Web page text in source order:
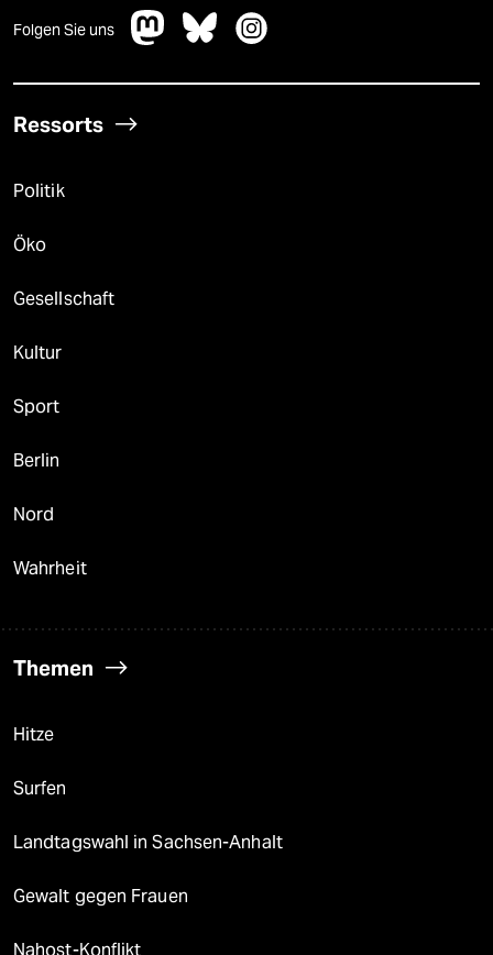
Folgen Sie uns
Ressorts
Politik
Öko
Gesellschaft
Kultur
Sport
Berlin
Nord
Wahrheit
Themen
Hitze
Surfen
Landtagswahl in Sachsen-Anhalt
Gewalt gegen Frauen
Nahost-Konflikt